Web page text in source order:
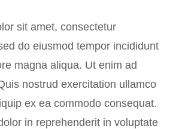
sit amet, consectetur
do eiusmod tempor incididunt
magna aliqua. Ut enim ad
nostrud exercitation ullamco
ex ea commodo consequat.
in reprehenderit in voluptate